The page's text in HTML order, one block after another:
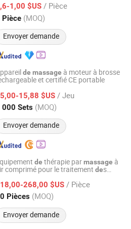
jadepour salon
1,00 $US / Pièce
Pièce (MOQ)
Envoyer demande
Depuis 2025
de massage à moteur à brosse
et certifié CE portable
15,88 $US / Jeu
000 Sets (MOQ)
Envoyer demande
Depuis 2022
de thérapie parmassage à
comprimé pour le traitement des
268,00 $US / Pièce
Pièces (MOQ)
Envoyer demande
CO., LTD.
Depuis 2019